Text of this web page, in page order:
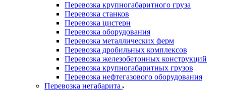
Перевозка крупногабаритного груза
Перевозка станков
Перевозка цистерн
Перевозка оборудования
Перевозка металлических ферм
Перевозка дробильных комплексов
Перевозка железобетонных конструкций
Перевозка крупногабаритных грузов
Перевозка нефтегазового оборудования
Перевозка негабарита